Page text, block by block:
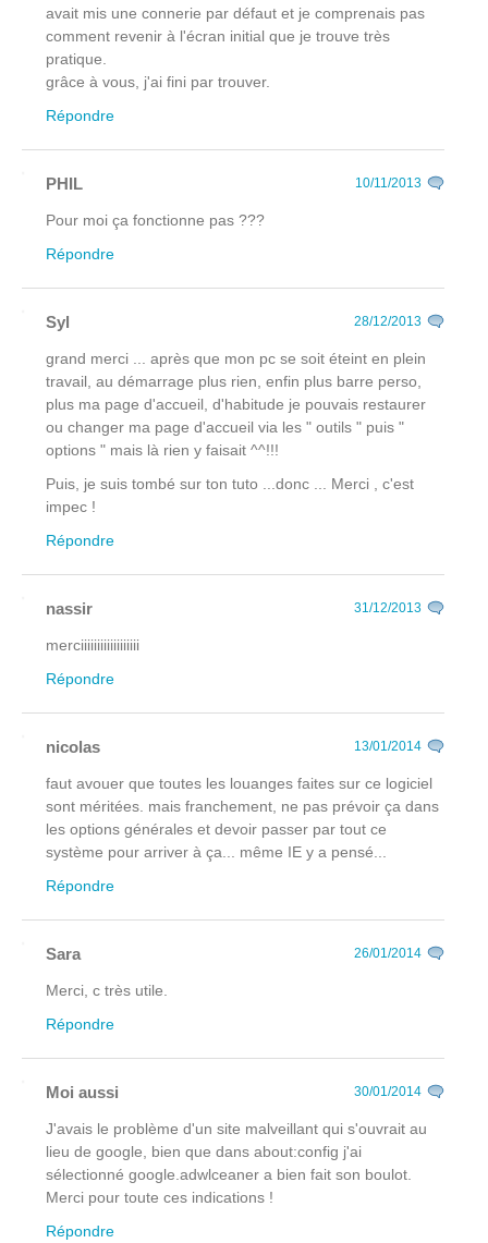
avait mis une connerie par défaut et je comprenais pas
comment revenir à l'écran initial que je trouve très
pratique.
grâce à vous, j'ai fini par trouver.
Répondre
PHIL 10/11/2013
Pour moi ça fonctionne pas ???
Répondre
Syl 28/12/2013
grand merci ... après que mon pc se soit éteint en plein
travail, au démarrage plus rien, enfin plus barre perso,
plus ma page d'accueil, d'habitude je pouvais restaurer
ou changer ma page d'accueil via les " outils " puis "
options " mais là rien y faisait ^^!!!
Puis, je suis tombé sur ton tuto ...donc ... Merci , c'est
impec !
Répondre
nassir 31/12/2013
merciiiiiiiiiiiiiiiiii
Répondre
nicolas 13/01/2014
faut avouer que toutes les louanges faites sur ce logiciel
sont méritées. mais franchement, ne pas prévoir ça dans
les options générales et devoir passer par tout ce
système pour arriver à ça... même IE y a pensé...
Répondre
Sara 26/01/2014
Merci, c très utile.
Répondre
Moi aussi 30/01/2014
J'avais le problème d'un site malveillant qui s'ouvrait au
lieu de google, bien que dans about:config j'ai
sélectionné google.adwlceaner a bien fait son boulot.
Merci pour toute ces indications !
Répondre